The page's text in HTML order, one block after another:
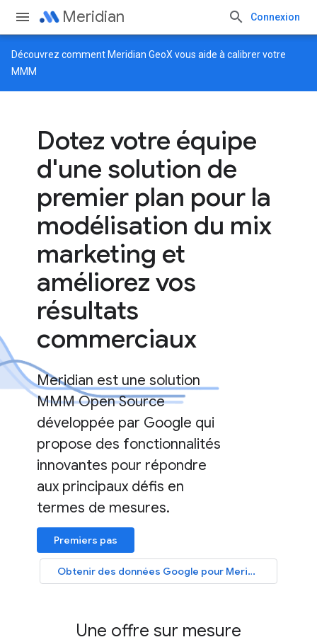
Meridian Connexion
Découvrez comment Meridian GeoX vous aide à calibrer votre
MMM
Dotez votre équipe
d'une solution de
premier plan pour la
modélisation du mix
marketing et
améliorez vos
résultats
commerciaux
Meridian est une solution
MMM Open Source
développée par Google qui
propose des fonctionnalités
innovantes pour répondre
aux principaux défis en
termes de mesures.
Premiers pas
Obtenir des données Google pour Meridian
Une offre sur mesure